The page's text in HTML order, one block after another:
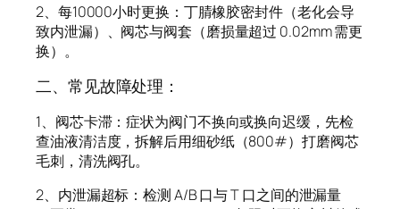
2、每10000小时更换：丁腈橡胶密封件（老化会导
致内泄漏）、阀芯与阀套（磨损量超过 0.02mm 需更
换）。
二、常见故障处理：
1、阀芯卡滞：症状为阀门不换向或换向迟缓，先检
查油液清洁度，拆解后用细砂纸（800#）打磨阀芯
毛刺，清洗阀孔。
2、内泄漏超标：检测 A/B 口与 T 口之间的泄漏量